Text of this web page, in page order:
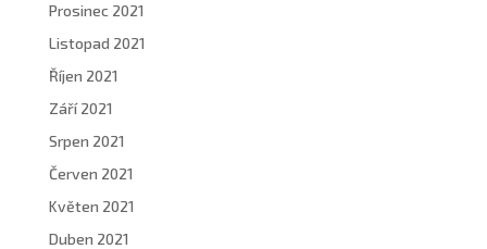
Prosinec 2021
Listopad 2021
Říjen 2021
Září 2021
Srpen 2021
Červen 2021
Květen 2021
Duben 2021